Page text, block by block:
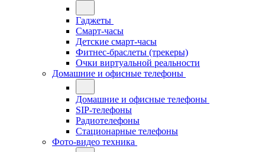
Гаджеты
Смарт-часы
Детские смарт-часы
Фитнес-браслеты (трекеры)
Очки виртуальной реальности
Домашние и офисные телефоны
Домашние и офисные телефоны
SIP-телефоны
Радиотелефоны
Стационарные телефоны
Фото-видео техника